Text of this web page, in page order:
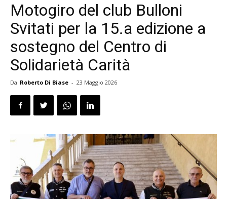
Motogiro del club Bulloni
Svitati per la 15.a edizione a
sostegno del Centro di
Solidarietà Carità
Da Roberto Di Biase - 23 Maggio 2026